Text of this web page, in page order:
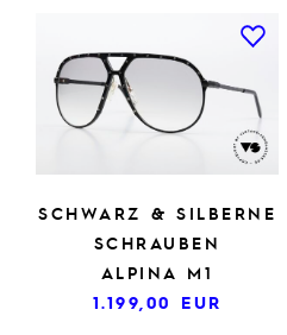
SCHWARZ & SILBERNE
SCHRAUBEN
ALPINA M1
1.199,00 EUR